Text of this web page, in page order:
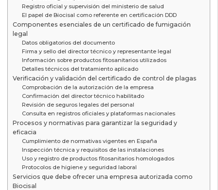
Registro oficial y supervisión del ministerio de salud
El papel de Biocisal como referente en certificación DDD
Componentes esenciales de un certificado de fumigación
legal
Datos obligatorios del documento
Firma y sello del director técnico y representante legal
Información sobre productos fitosanitarios utilizados
Detalles técnicos del tratamiento aplicado
Verificación y validación del certificado de control de plagas
Comprobación de la autorización de la empresa
Confirmación del director técnico habilitado
Revisión de seguros legales del personal
Consulta en registros oficiales y plataformas nacionales
Procesos y normativas para garantizar la seguridad y
eficacia
Cumplimiento de normativas vigentes en España
Inspección técnica y requisitos de las instalaciones
Uso y registro de productos fitosanitarios homologados
Protocolos de higiene y seguridad laboral
Servicios que debe ofrecer una empresa autorizada como
Biocisal